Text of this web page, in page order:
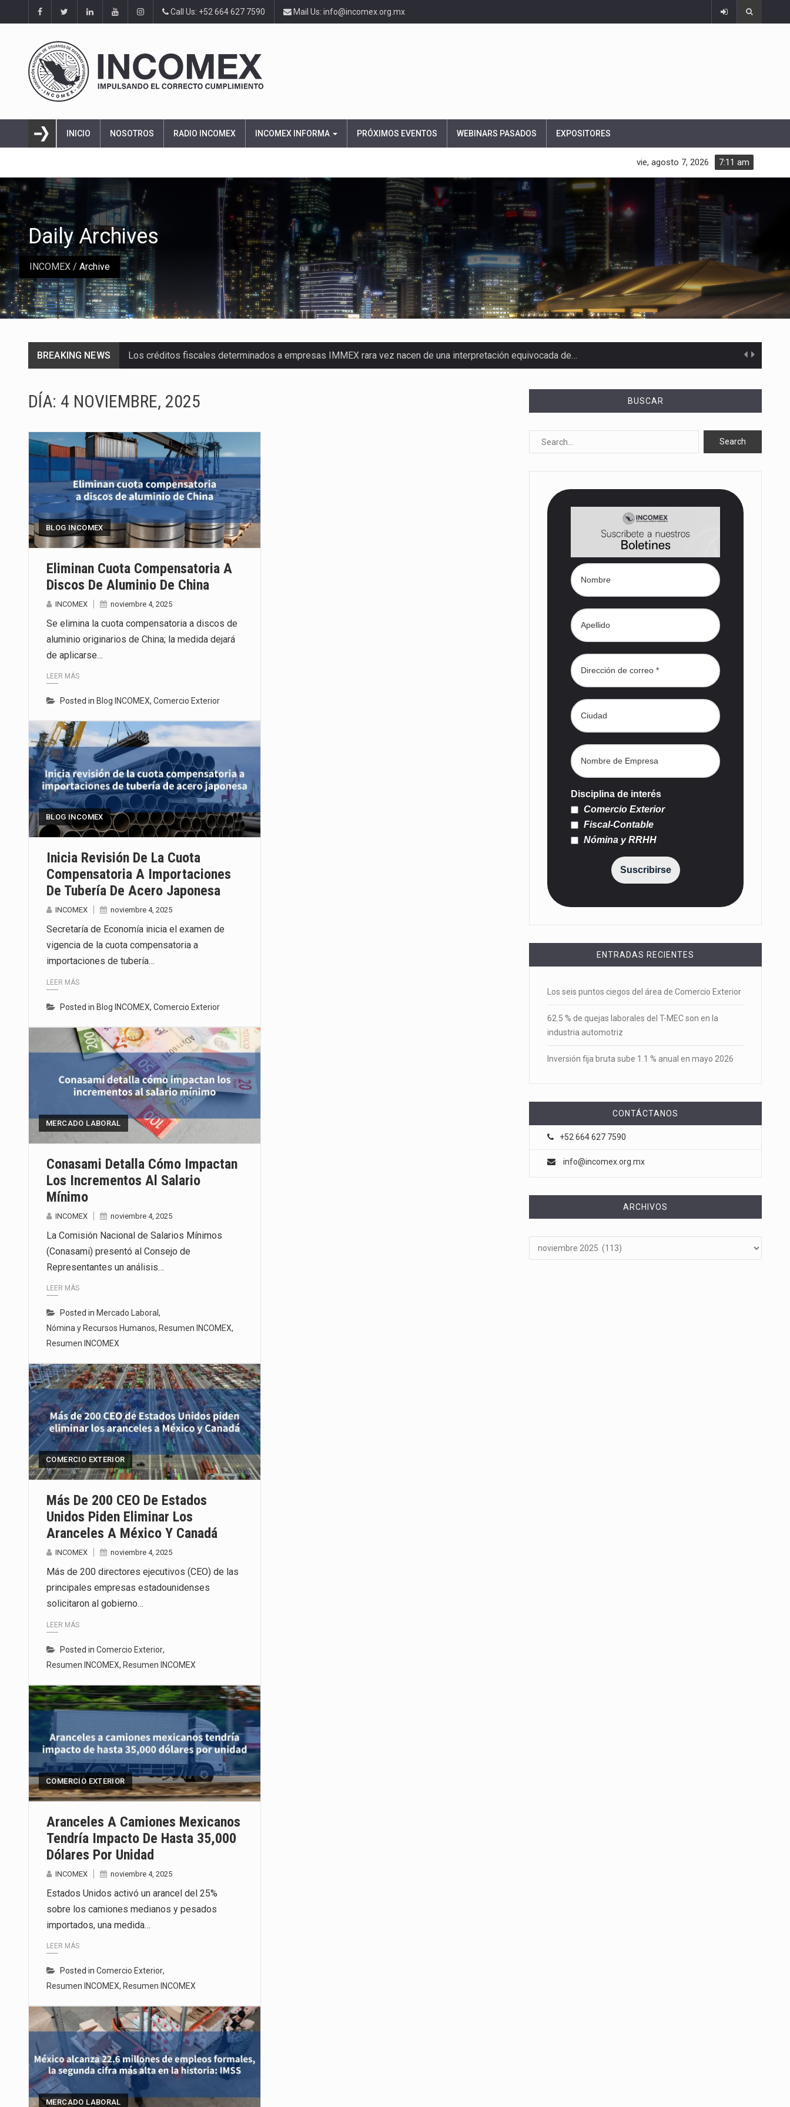
Call Us: +52 664 627 7590 Mail Us: info@incomex.org.mx
INICIO NOSOTROS RADIO INCOMEX INCOMEX INFORMA PRÓXIMOS EVENTOS WEBINARS PASADOS EXPOSITORES
7:11 am
vie, agosto 7, 2026
INCOMEX / Archive
Daily Archives
BREAKING NEWS Los créditos fiscales determinados a empresas IMMEX rara vez nacen de una interpretación equivocada de…
La inversión fija bruta en México registró un aumento de 1.1% interanual en mayo de…
El gobierno de Estados Unidos anunciará un arancel del 15 % sobre los productos fabricados…
El Departamento de Agricultura de Estados Unidos (USDA) suspendió el 5 de agosto de 2026…
El derecho a la previsibilidad de los horarios de trabajo en turnos rotativos podría ser…
La industria manufacturera de exportación afiliada a Index en Nuevo León ha alcanzado hasta 10%…
Las métricas tradicionales de los parques industriales —absorción, ocupación y metros cuadrados desarrollados— resultan insuficientes…
El superávit comercial de México con Estados Unidos alcanzó 102,581 millones de dólares (mdd) en…
El Tribunal Federal de Justicia Administrativa (TFJA), a través de su Segunda Sala Regional en…
DÍA: 4 NOVIEMBRE, 2025
BLOG INCOMEX
Eliminan Cuota Compensatoria A
Discos De Aluminio De China
INCOMEX noviembre 4, 2025
Se elimina la cuota compensatoria a discos de
aluminio originarios de China; la medida dejará
de aplicarse…
LEER MÁS
Posted in Blog INCOMEX, Comercio Exterior
BLOG INCOMEX
Inicia Revisión De La Cuota
Compensatoria A Importaciones
De Tubería De Acero Japonesa
INCOMEX noviembre 4, 2025
Secretaría de Economía inicia el examen de
vigencia de la cuota compensatoria a
importaciones de tubería…
LEER MÁS
Posted in Blog INCOMEX, Comercio Exterior
MERCADO LABORAL
Conasami Detalla Cómo Impactan
Los Incrementos Al Salario
Mínimo
INCOMEX noviembre 4, 2025
La Comisión Nacional de Salarios Mínimos
(Conasami) presentó al Consejo de
Representantes un análisis…
LEER MÁS
Posted in Mercado Laboral ,
Nómina y Recursos Humanos, Resumen INCOMEX,
Resumen INCOMEX
COMERCIO EXTERIOR
Más De 200 CEO De Estados
Unidos Piden Eliminar Los
Aranceles A México Y Canadá
INCOMEX noviembre 4, 2025
Más de 200 directores ejecutivos (CEO) de las
principales empresas estadounidenses
solicitaron al gobierno…
LEER MÁS
Posted in Comercio Exterior,
Resumen INCOMEX, Resumen INCOMEX
COMERCIO EXTERIOR
Aranceles A Camiones Mexicanos
Tendría Impacto De Hasta 35,000
Dólares Por Unidad
INCOMEX noviembre 4, 2025
Estados Unidos activó un arancel del 25%
sobre los camiones medianos y pesados
importados, una medida…
LEER MÁS
Posted in Comercio Exterior,
Resumen INCOMEX, Resumen INCOMEX
MERCADO LABORAL
BUSCAR
Disciplina de interés
Comercio Exterior
Fiscal-Contable
Nómina y RRHH
Suscribirse
ENTRADAS RECIENTES
Los seis puntos ciegos del área de Comercio Exterior
62.5 % de quejas laborales del T-MEC son en la
industria automotriz
Inversión fija bruta sube 1.1 % anual en mayo 2026
CONTÁCTANOS
+52 664 627 7590
info@incomex.org.mx
ARCHIVOS